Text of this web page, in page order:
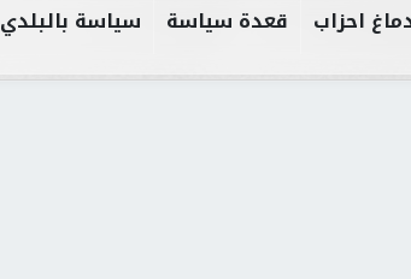
احزاب قعدة سياسة سياسة بالبلدي